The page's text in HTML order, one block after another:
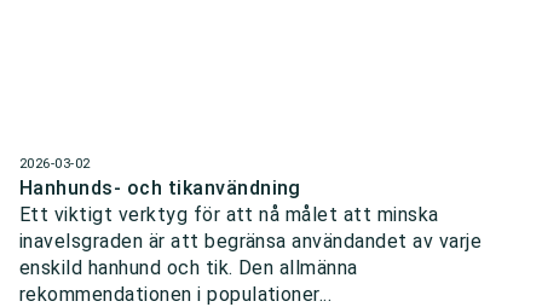
2026-03-02
Hanhunds- och tikanvändning
Ett viktigt verktyg för att nå målet att minska
inavelsgraden är att begränsa användandet av varje
enskild hanhund och tik. Den allmänna
rekommendationen i populationer...